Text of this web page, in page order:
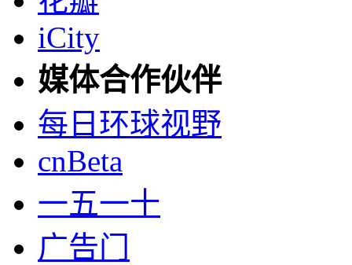
iCity
媒体合作伙伴
每日环球视野
cnBeta
一五一十
广告门